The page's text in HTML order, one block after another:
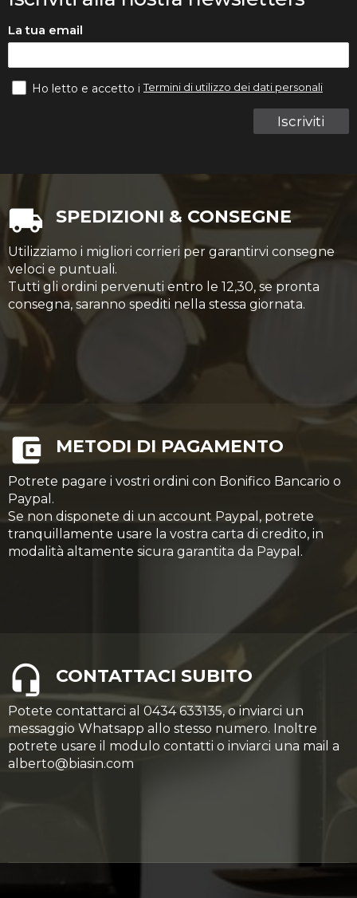
La tua email
Iscriviti
Ho letto e accetto iTermini di utilizzo dei dati personali
SPEDIZIONI & CONSEGNE
Utilizziamo i migliori corrieri per garantirvi consegne
veloci e puntuali.
Tutti gli ordini pervenuti entro le 12,30, se pronta
consegna, saranno spediti nella stessa giornata.
METODI DI PAGAMENTO
Potrete pagare i vostri ordini con Bonifico Bancario o
Paypal.
Se non disponete di un account Paypal, potrete
tranquillamente usare la vostra carta di credito, in
modalità altamente sicura garantita da Paypal.
CONTATTACI SUBITO
Potete contattarci al 0434 633135, o inviarci un
messaggio Whatsapp allo stesso numero. Inoltre
potrete usare il modulo contatti o inviarci una mail a
alberto@biasin.com